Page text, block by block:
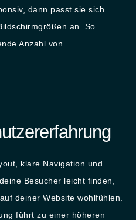
dann passt sie sich
an. So
Anzahl von
klare Navigation und
Besucher leicht finden,
deiner Website wohlfühlen.
führt zu einer höheren